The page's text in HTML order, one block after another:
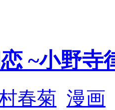
~小野寺
春菊 漫画